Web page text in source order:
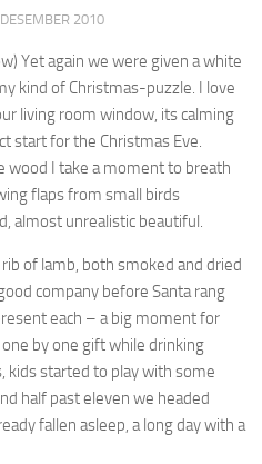
2010
Yet again we were given a white
kind of Christmas-puzzle. I love
living room window, its calming
start for the Christmas Eve.
wood I take a moment to breath
flaps from small birds
almost unrealistic beautiful.
of lamb, both smoked and dried
company before Santa rang
each – a big moment for
by one gift while drinking
kids started to play with some
half past eleven we headed
fallen asleep, a long day with a